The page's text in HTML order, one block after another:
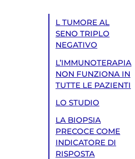
L TUMORE AL
SENO TRIPLO
NEGATIVO
L’IMMUNOTERAPIA
NON FUNZIONA IN
TUTTE LE PAZIENTI
LO STUDIO
LA BIOPSIA
PRECOCE COME
INDICATORE DI
RISPOSTA